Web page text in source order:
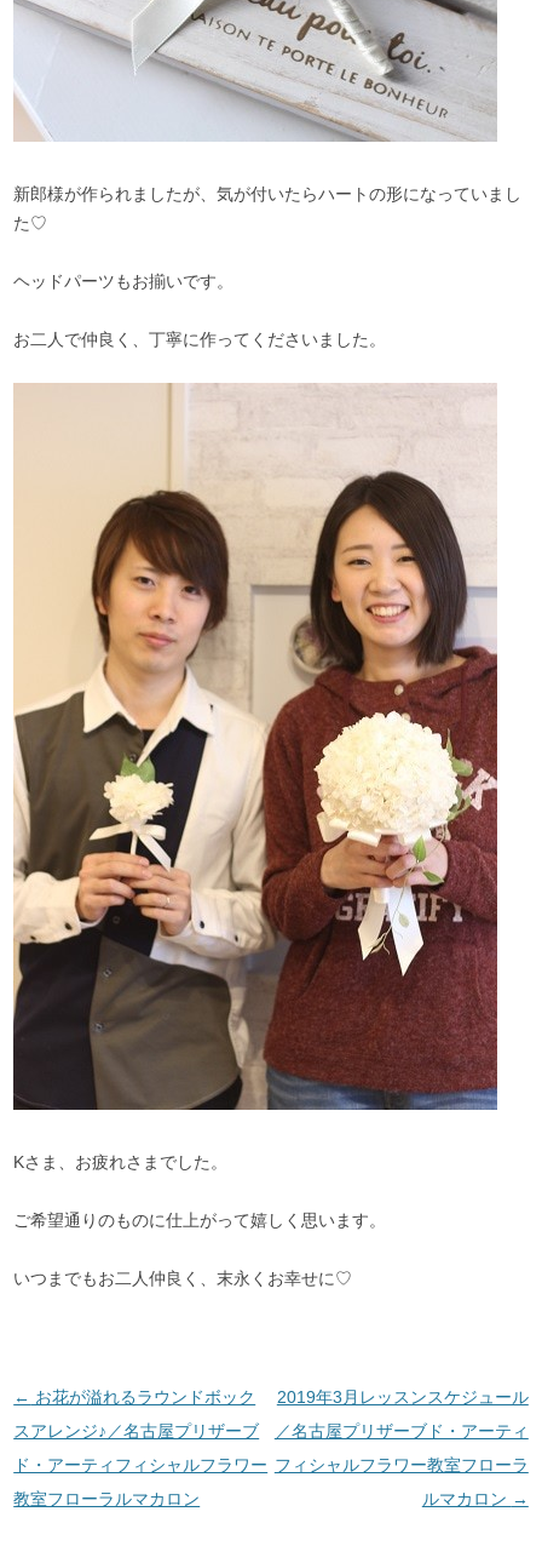
新郎様が作られましたが、気が付いたらハートの形になっていまし
た♡
ヘッドパーツもお揃いです。
お二人で仲良く、丁寧に作ってくださいました。
Kさま、お疲れさまでした。
ご希望通りのものに仕上がって嬉しく思います。
いつまでもお二人仲良く、末永くお幸せに♡
投稿ナビゲーション
← お花が溢れるラウンドボック
スアレンジ♪／名古屋プリザーブ
ド・アーティフィシャルフラワー
教室フローラルマカロン
2019年3月レッスンスケジュール
／名古屋プリザーブド・アーティ
フィシャルフラワー教室フローラ
ルマカロン →